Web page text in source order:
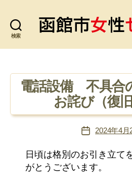
検索
館
女
性
セ
ン
タ
ー
電話設備 不具合
お詫び（復旧
投
日
2024年4月
日頃は格別のお引き立て
がとうございます。